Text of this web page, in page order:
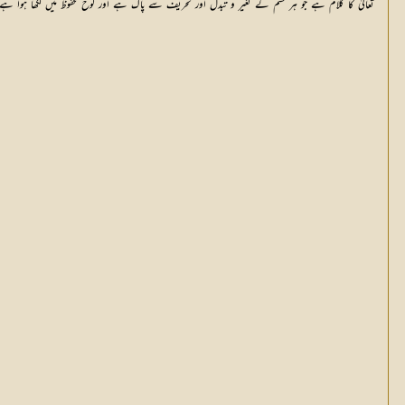
تعالیٰ کا کلام ہے جو ہر قسم کے تغیر و تبدل اور تحریف سے پاک ہے اور لوح محفوظ میں لکھا ہوا